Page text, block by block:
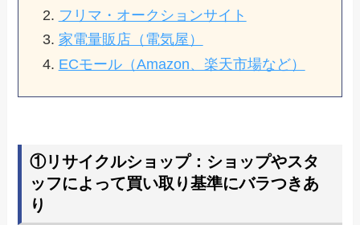
フリマ・オークションサイト
家電量販店（電気屋）
ECモール（Amazon、楽天市場など）
①リサイクルショップ：ショップやスタ
ッフによって買い取り基準にバラつきあ
り